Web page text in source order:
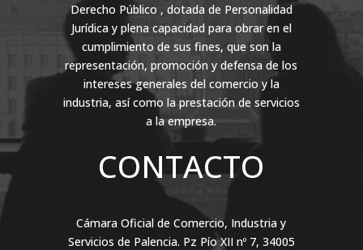
Derecho Público , dotada de Personalidad
Jurídica y plena capacidad para obrar en el
cumplimiento de sus fines, que son la
representación, promoción y defensa de los
intereses generales del comercio y la
industria, así como la prestación de servicios
a la empresa.
CONTACTO
Cámara Oficial de Comercio, Industria y
Servicios de Palencia. Pz Pío XII nº 7, 34005